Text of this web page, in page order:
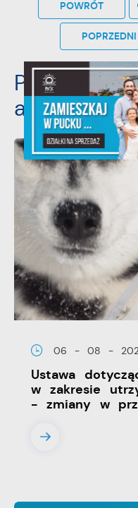
POWRÓT
POPRZEDNI
Pozostałe
aktualności
06 - 08 -
Ustawa
w zakresie
- zmiany w